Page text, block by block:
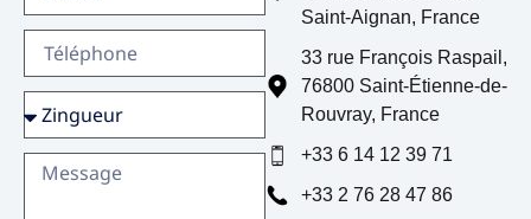
Saint-Aignan, France
33 rue François Raspail ,
76800 Saint-Étienne-de-
Rouvray, France
+33 6 14 12 39 71
+33 2 76 28 47 86